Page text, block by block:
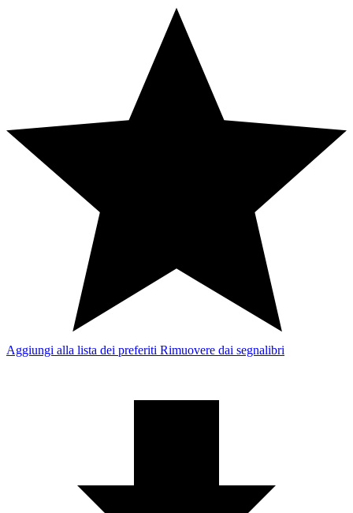
Aggiungi alla lista dei preferiti Rimuovere dai segnalibri